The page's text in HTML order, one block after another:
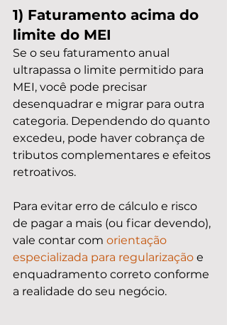
1) Faturamento acima do
limite do MEI
Se o seu faturamento anual
ultrapassa o limite permitido para
MEI, você pode precisar
desenquadrar e migrar para outra
categoria. Dependendo do quanto
excedeu, pode haver cobrança de
tributos complementares e efeitos
retroativos.
Para evitar erro de cálculo e risco
de pagar a mais (ou ficar devendo),
vale contar com orientação
especializada para regularização e
enquadramento correto conforme
a realidade do seu negócio.